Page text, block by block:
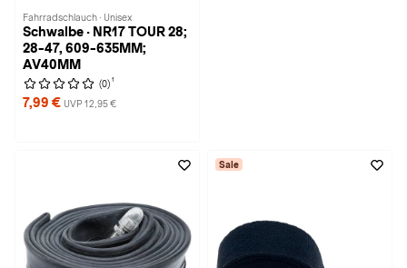
Fahrradschlauch · Unisex
Schwalbe · NR17 TOUR 28;
28-47, 609-635MM;
AV40MM
(0) 1
7,99 € UVP 12,95 €
Sale